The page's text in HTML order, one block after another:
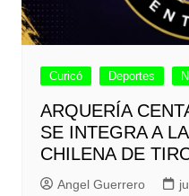
Curicó Deportes
ARQUERÍA
SE INTEGRA A
CHILENA DE
Angel Guerrero